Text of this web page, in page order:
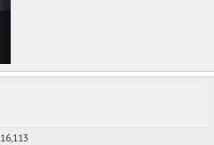
16,113